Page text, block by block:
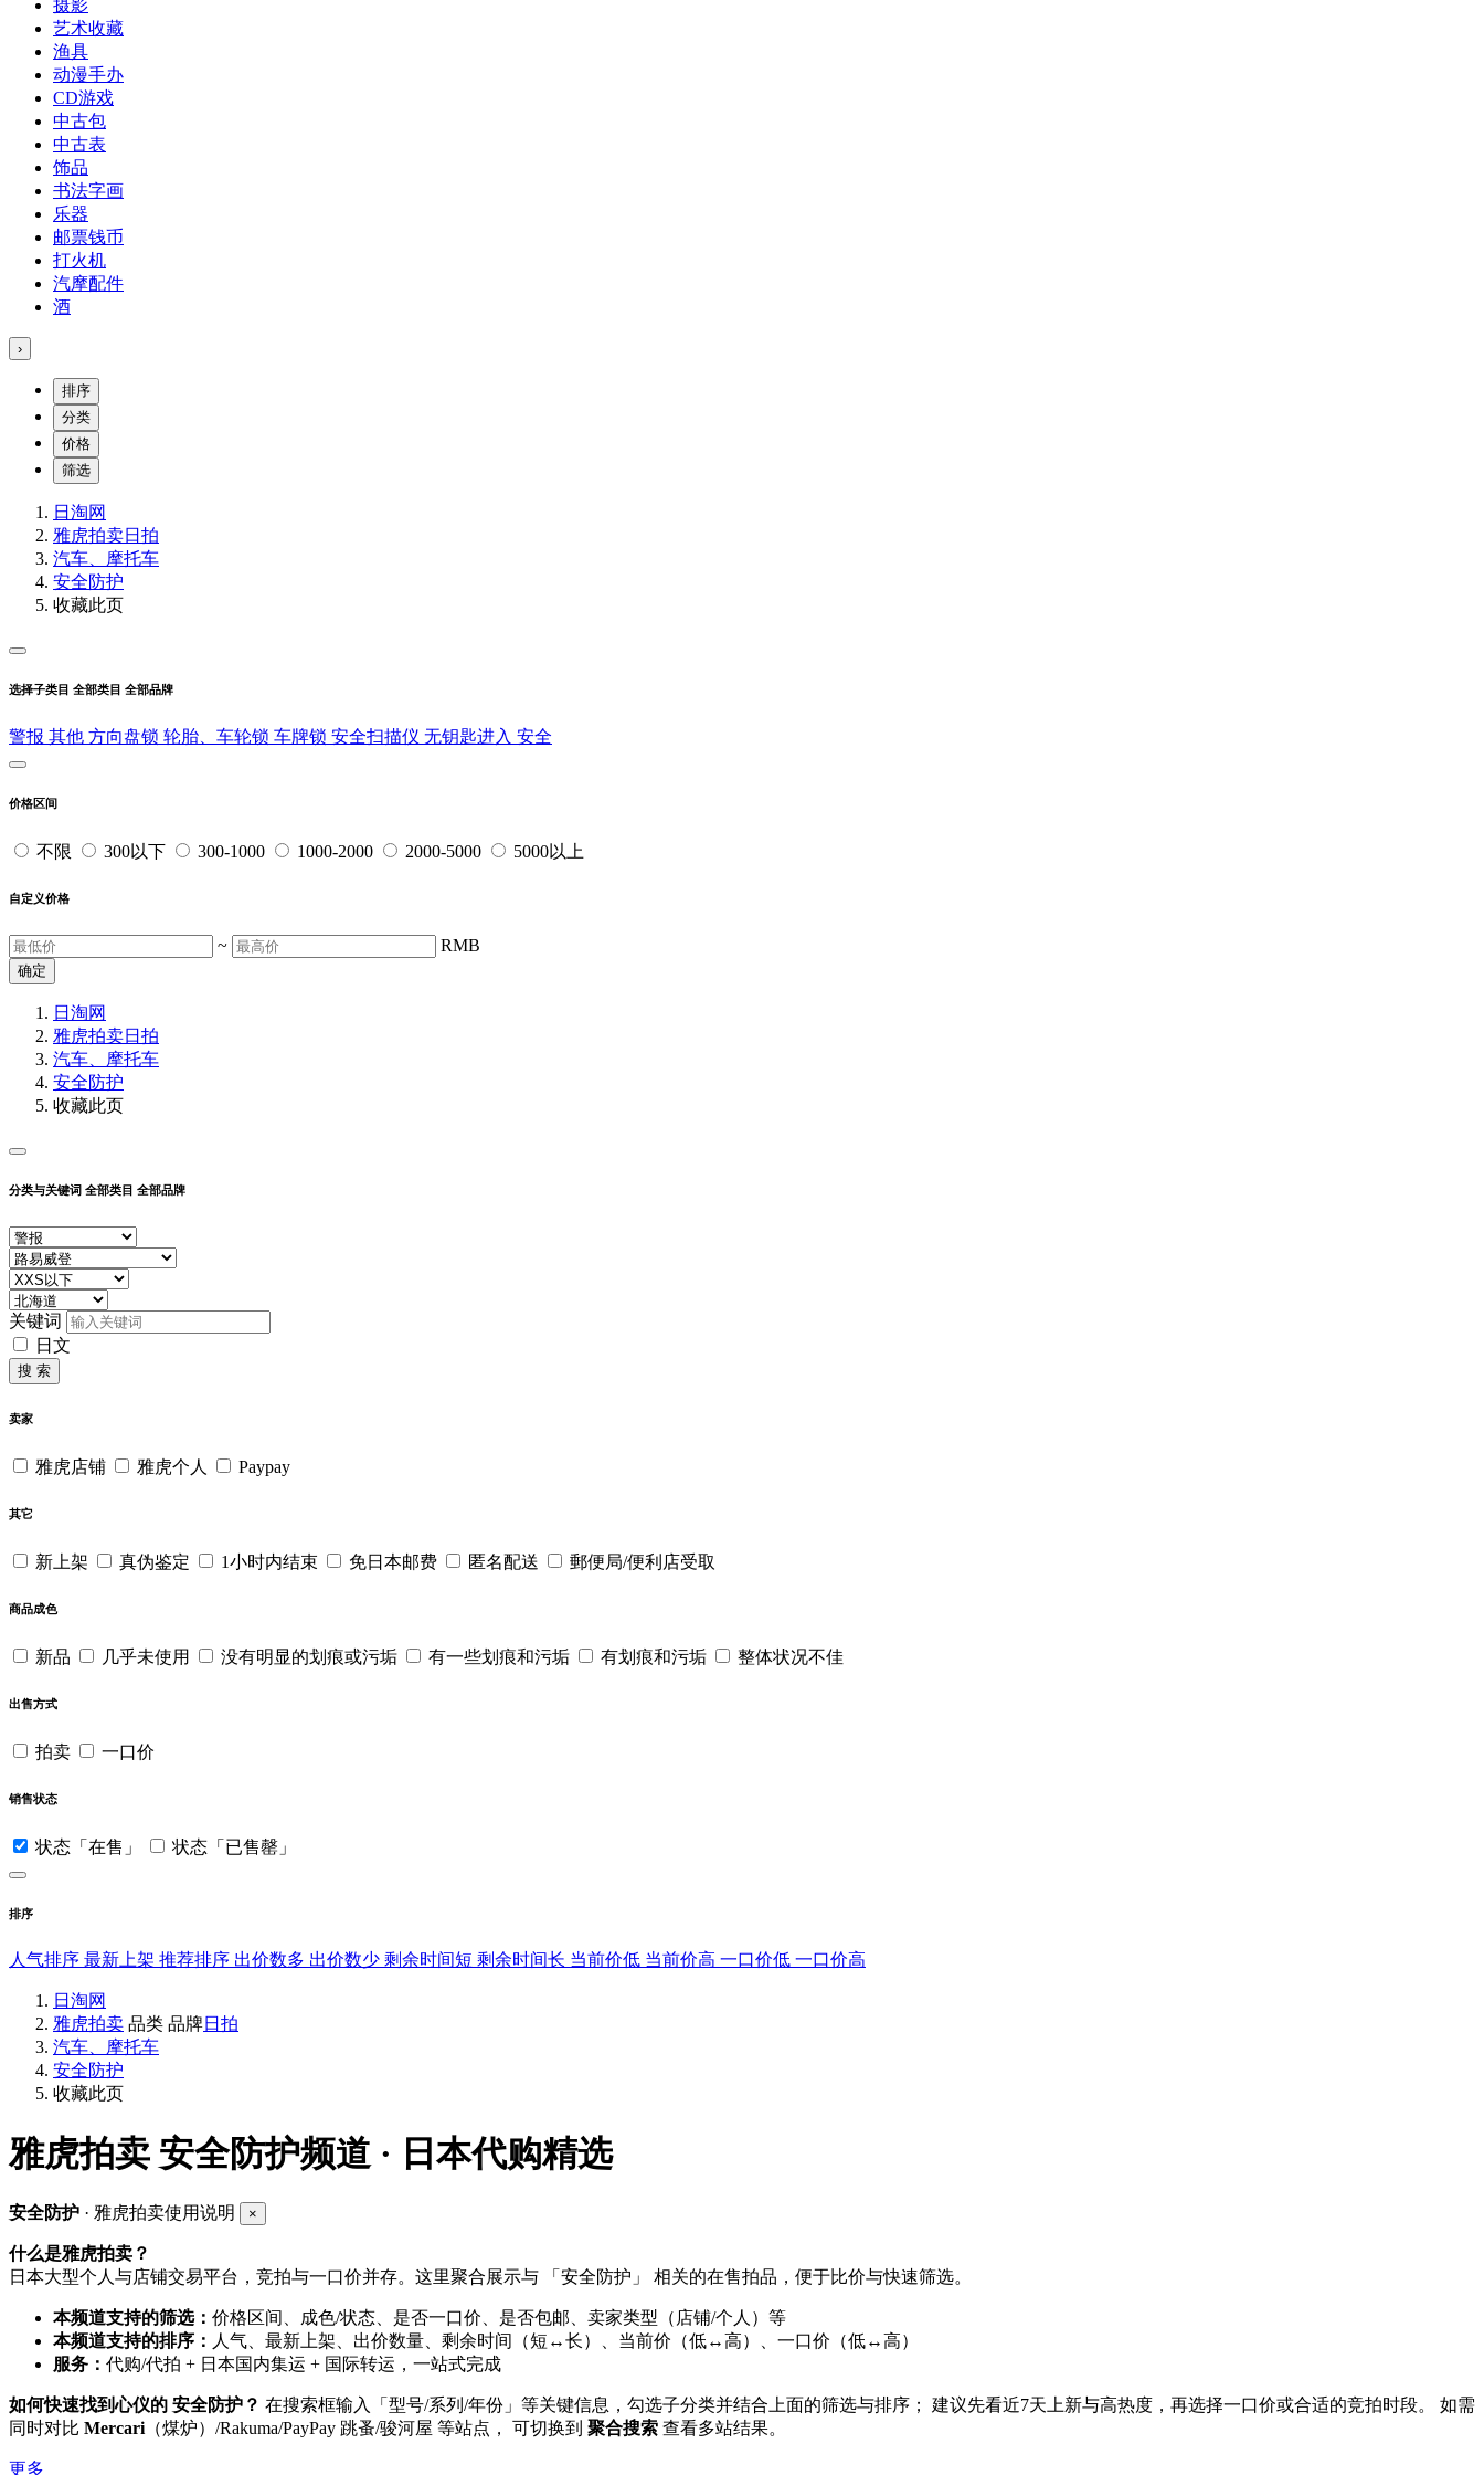
摄影
艺术收藏
渔具
动漫手办
CD游戏
中古包
中古表
饰品
书法字画
乐器
邮票钱币
打火机
汽摩配件
酒
›
排序
分类
价格
筛选
日淘网
雅虎拍卖日拍
汽车、摩托车
安全防护
收藏此页
选择子类目 全部类目 全部品牌
警报 其他 方向盘锁 轮胎、车轮锁 车牌锁 安全扫描仪 无钥匙进入 安全
价格区间
不限 300以下 300-1000 1000-2000 2000-5000 5000以上
自定义价格
~ RMB
确定
日淘网
雅虎拍卖日拍
汽车、摩托车
安全防护
收藏此页
分类与关键词 全部类目 全部品牌
关键词
日文
搜 索
卖家
雅虎店铺 雅虎个人 Paypay
其它
新上架 真伪鉴定 1小时内结束 免日本邮费 匿名配送 郵便局/便利店受取
商品成色
新品 几乎未使用 没有明显的划痕或污垢 有一些划痕和污垢 有划痕和污垢 整体状况不佳
出售方式
拍卖 一口价
销售状态
状态「在售」 状态「已售罄」
排序
人气排序 最新上架 推荐排序 出价数多 出价数少 剩余时间短 剩余时间长 当前价低 当前价高 一口价低 一口价高
日淘网
雅虎拍卖 品类 品牌日拍
汽车、摩托车
安全防护
收藏此页
雅虎拍卖 安全防护频道 · 日本代购精选
安全防护 · 雅虎拍卖使用说明 ×
什么是雅虎拍卖？
日本大型个人与店铺交易平台，竞拍与一口价并存。这里聚合展示与 「安全防护」 相关的在售拍品，便于比价与快速筛选。
本频道支持的筛选： 价格区间、成色/状态、是否一口价、是否包邮、卖家类型（店铺/个人）等
本频道支持的排序： 人气、最新上架、出价数量、剩余时间（短↔长）、当前价（低↔高）、一口价（低↔高）
服务： 代购/代拍 + 日本国内集运 + 国际转运，一站式完成
如何快速找到心仪的 安全防护？ 在搜索框输入「型号/系列/年份」等关键信息，勾选子分类并结合上面的筛选与排序； 建议先看近7天上新与高热度，再选择一口价或合适的竞拍时段。 如需
同时对比 Mercari （煤炉）/Rakuma/PayPay 跳蚤/骏河屋 等站点， 可切换到 聚合搜索 查看多站结果。
更多